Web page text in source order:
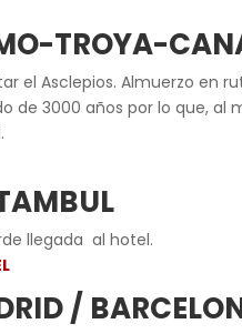
TROYA-
el Asclepios. Almuerzo en
3000 años por lo que, al
llegada al hotel.
/